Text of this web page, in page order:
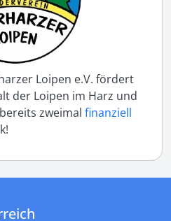
Loipen e.V. fördert
der Loipen im Harz und
zweimal finanziell